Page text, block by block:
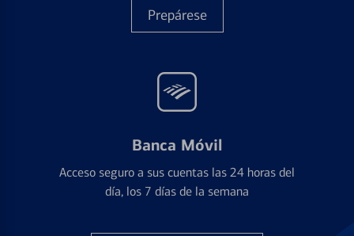
Prepárese
Banca Móvil
Acceso seguro a sus cuentas las 24 horas del
día, los 7 días de la semana